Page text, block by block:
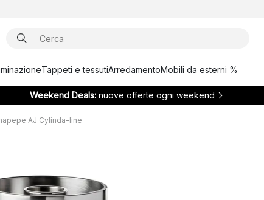
Tappeti e tessutiArredamentoMobili da esterni %
Weekend Deals: nuove offerte ogni weekend
AJ Cylinda-line